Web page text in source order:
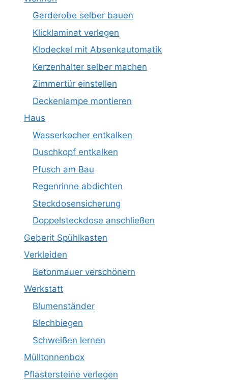
Garderobe selber bauen
Klicklaminat verlegen
Klodeckel mit Absenkautomatik
Kerzenhalter selber machen
Zimmertür einstellen
Deckenlampe montieren
Haus
Wasserkocher entkalken
Duschkopf entkalken
Pfusch am Bau
Regenrinne abdichten
Steckdosensicherung
Doppelsteckdose anschließen
Geberit Spühlkasten
Verkleiden
Betonmauer verschönern
Werkstatt
Blumenständer
Blechbiegen
Schweißen lernen
Mülltonnenbox
Pflastersteine verlegen